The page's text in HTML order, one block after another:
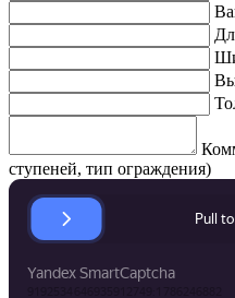
ступеней, тип ограждения)